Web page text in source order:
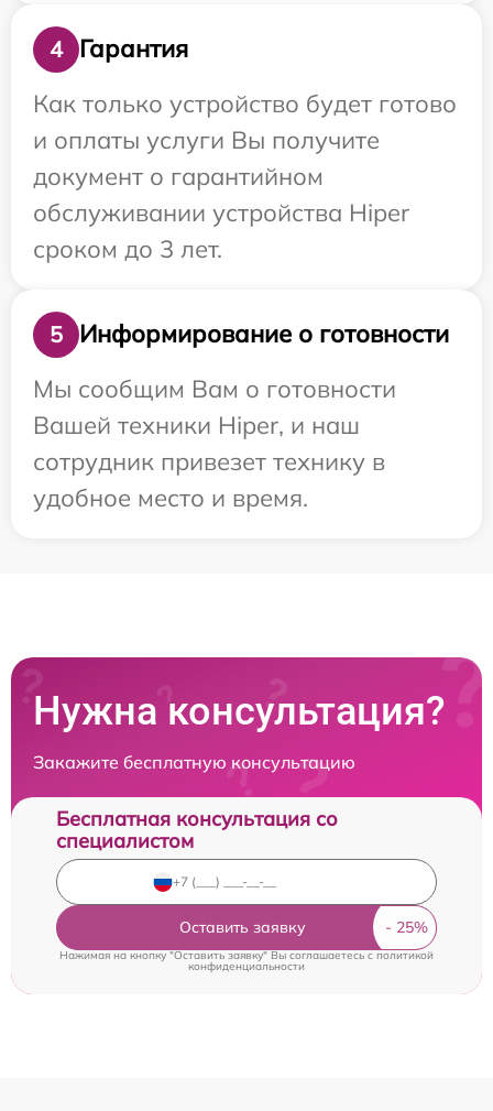
4
Гарантия
Как только устройство будет готово
и оплаты услуги Вы получите
документ о гарантийном
обслуживании устройства Hiper
сроком до 3 лет.
5
Информирование о готовности
Мы сообщим Вам о готовности
Вашей техники Hiper, и наш
сотрудник привезет технику в
удобное место и время.
Нужна консультация?
Закажите бесплатную консультацию
Бесплатная консультация со
специалистом
Оставить заявку
Нажимая на кнопку "Оставить заявку" Вы соглашаетесь cполитикой
конфиденциальности